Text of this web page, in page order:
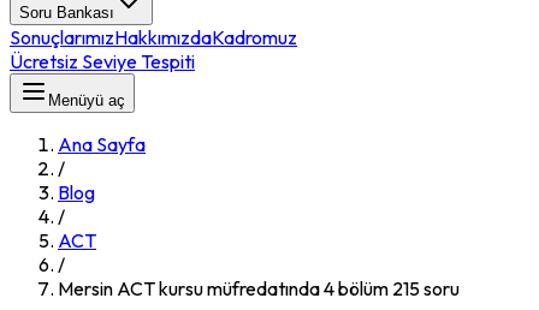
Soru Bankası
SonuçlarımızHakkımızdaKadromuz
Ücretsiz Seviye Tespiti
Menüyü aç
Ana Sayfa
/
Blog
/
ACT
/
Mersin ACT kursu müfredatında 4 bölüm 215 soru